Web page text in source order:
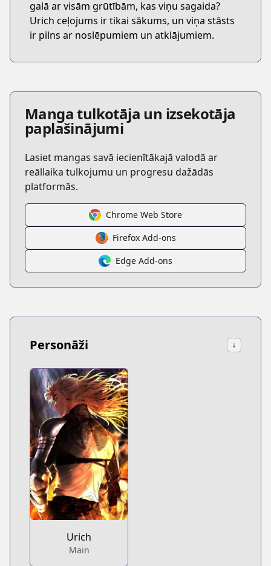
galā ar visām grūtībām, kas viņu sagaida?
Urich ceļojums ir tikai sākums, un viņa stāsts
ir pilns ar noslēpumiem un atklājumiem.
Manga tulkotāja un izsekotāja
paplašinājumi
Lasiet mangas savā iecienītākajā valodā ar
reāllaika tulkojumu un progresu dažādās
platformās.
Chrome Web Store
Firefox Add-ons
Edge Add-ons
Personāži ↓
Urich
Main